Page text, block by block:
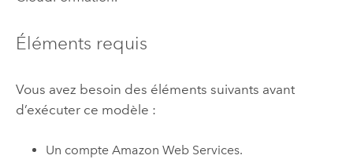
Éléments requis
Vous avez besoin des éléments suivants avant
d’exécuter ce modèle :
Un compteAmazon Web Services.